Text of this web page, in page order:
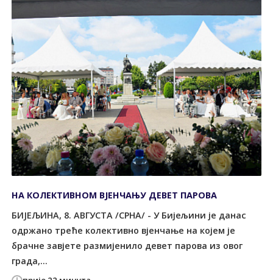
НА КОЛЕКТИВНОМ ВЈЕНЧАЊУ ДЕВЕТ ПАРОВА
БИЈЕЉИНА, 8. АВГУСТА /СРНА/ - У Бијељини је данас
одржано треће колективно вјенчање на којем је
брачне завјете размијенило девет парова из овог
града,...